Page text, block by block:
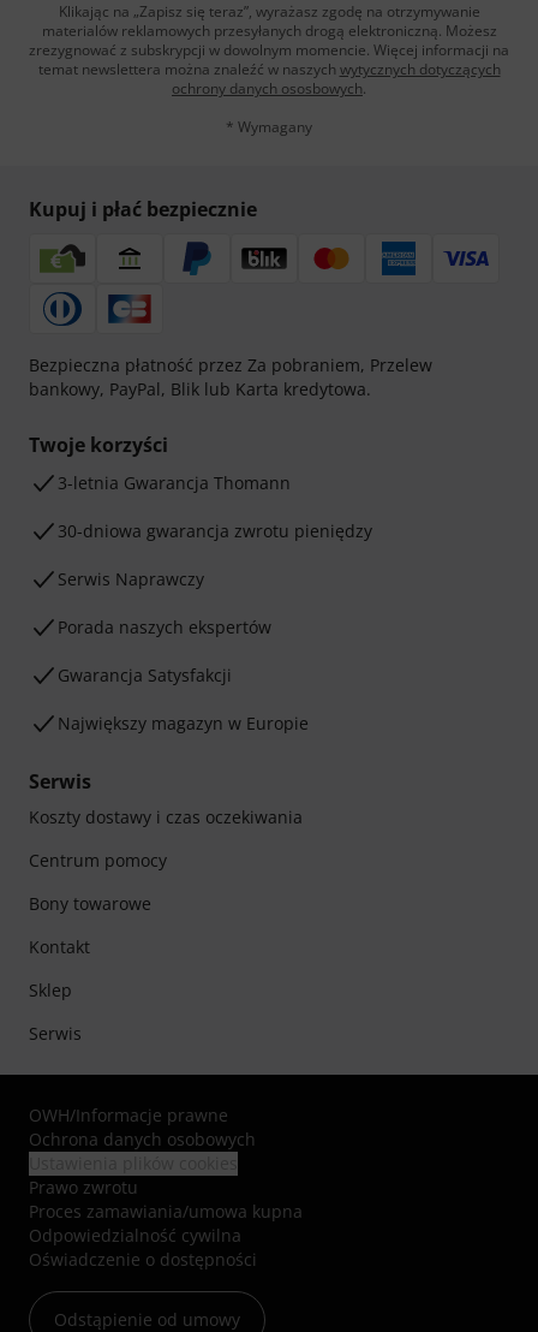
Klikając na „Zapisz się teraz”, wyrażasz zgodę na otrzymywanie
materialów reklamowych przesyłanych drogą elektroniczną. Możesz
zrezygnować z subskrypcji w dowolnym momencie. Więcej informacji na
temat newslettera można znaleźć w naszych wytycznych dotyczących
ochrony danych ososbowych.
* Wymagany
Kupuj i płać bezpiecznie
Bezpieczna płatność przez Za pobraniem, Przelew
bankowy, PayPal, Blik lub Karta kredytowa.
Twoje korzyści
3-letnia Gwarancja Thomann
30-dniowa gwarancja zwrotu pieniędzy
Serwis Naprawczy
Porada naszych ekspertów
Gwarancja Satysfakcji
Największy magazyn w Europie
Serwis
Koszty dostawy i czas oczekiwania
Centrum pomocy
Bony towarowe
Kontakt
Sklep
Serwis
OWH/Informacje prawne
Ochrona danych osobowych
Prawo zwrotu
Proces zamawiania/umowa kupna
Odpowiedzialność cywilna
Oświadczenie o dostępności
Odstąpienie od umowy